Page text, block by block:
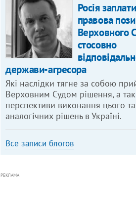
Росія
правова
Верховного
стосовно
держави-агресора
Які наслідки тягне за собою
Верховним Судом рішення, а
перспективи виконання цього та
аналогічних рішень в Україні.
Все записи блогов
РЕКЛАМА